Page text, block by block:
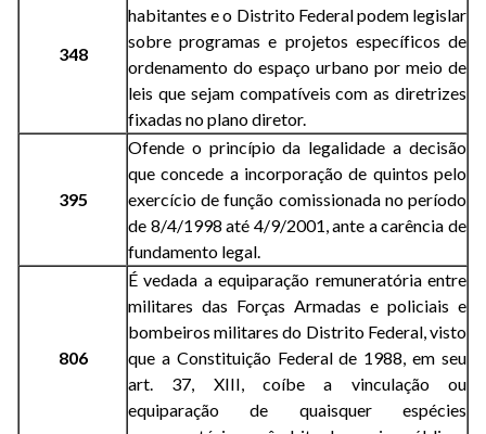
348
habitantes e o Distrito Federal podem legislar
sobre programas e projetos específicos de
ordenamento do espaço urbano por meio de
leis que sejam compatíveis com as diretrizes
fixadas no plano diretor.
395
Ofende o princípio da legalidade a decisão
que concede a incorporação de quintos pelo
exercício de função comissionada no período
de 8/4/1998 até 4/9/2001, ante a carência de
fundamento legal.
806
É vedada a equiparação remuneratória entre
militares das Forças Armadas e policiais e
bombeiros militares do Distrito Federal, visto
que a Constituição Federal de 1988, em seu
art. 37, XIII, coíbe a vinculação ou
equiparação de quaisquer espécies